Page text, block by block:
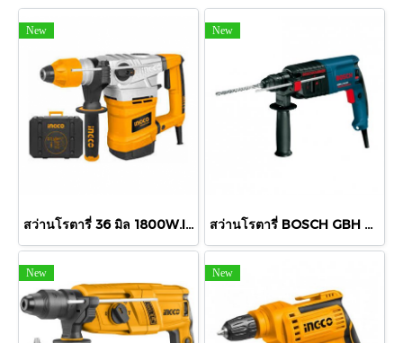
New
สว่านโรตารี่ 36 มิล 1800W.INGCO
New
สว่านโรตารี่ BOSCH GBH 2-23 E.620W
New New